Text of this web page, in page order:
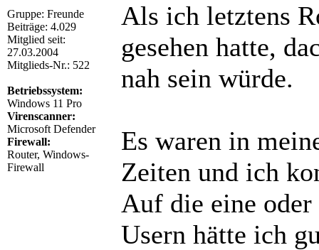
Gruppe: Freunde
Beiträge: 4.029
Mitglied seit:
27.03.2004
Mitglieds-Nr.: 522
Betriebssystem:
Windows 11 Pro
Virenscanner:
Microsoft Defender
Firewall:
Router, Windows-
Firewall
Als ich letztens
gesehen hatte,
nah sein würde.
Es waren in
Zeiten und ich
Auf die eine oder
Usern hätte ich